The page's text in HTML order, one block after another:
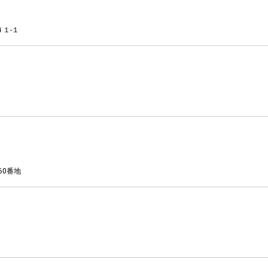
-１
番地